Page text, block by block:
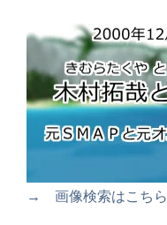
→ 画像検索はこちら